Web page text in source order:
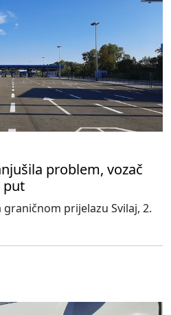
problem, vozač
put
prijelazu Svilaj, 2.